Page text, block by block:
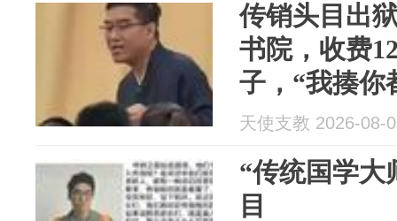
传销头目出
书院，收费
子，“我揍
天使支教 2026-08-
“传统国学大
目